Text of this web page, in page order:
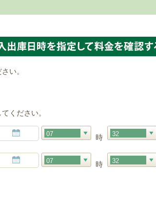
い。
ください。
07 時 32
07 時 32